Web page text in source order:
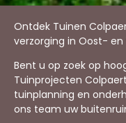
Ontdek Tuinen
verzorging in Oost-
Bent u op zoek op
Tuinprojecten
tuinplanning en
ons team uw